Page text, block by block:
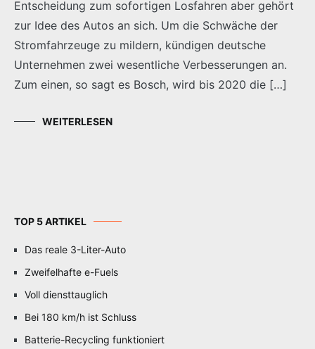
Entscheidung zum sofortigen Losfahren aber gehört
zur Idee des Autos an sich. Um die Schwäche der
Stromfahrzeuge zu mildern, kündigen deutsche
Unternehmen zwei wesentliche Verbesserungen an.
Zum einen, so sagt es Bosch, wird bis 2020 die […]
WEITERLESEN
TOP 5 ARTIKEL
Das reale 3-Liter-Auto
Zweifelhafte e-Fuels
Voll diensttauglich
Bei 180 km/h ist Schluss
Batterie-Recycling funktioniert